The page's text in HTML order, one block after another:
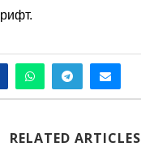
RELATED ARTICLES